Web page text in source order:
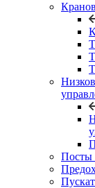
Посты